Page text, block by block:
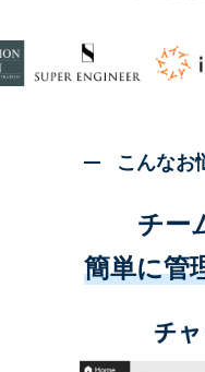
こんなお
チー
簡単に管